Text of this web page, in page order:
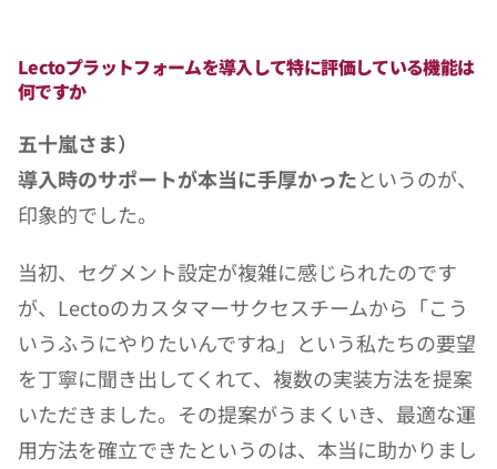
Lectoプラットフォームを導入して特に評価している機能は
何ですか
五十嵐さま）
導入時のサポートが本当に手厚かったというのが、
印象的でした。
当初、セグメント設定が複雑に感じられたのです
が、Lectoのカスタマーサクセスチームから「こう
いうふうにやりたいんですね」という私たちの要望
を丁寧に聞き出してくれて、複数の実装方法を提案
いただきました。その提案がうまくいき、最適な運
用方法を確立できたというのは、本当に助かりまし